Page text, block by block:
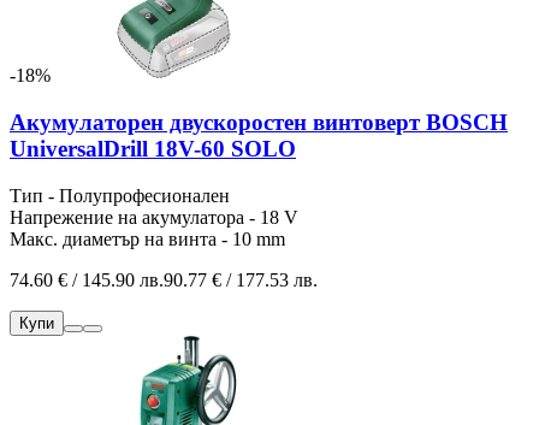
-18%
Акумулаторен двускоростен винтоверт BOSCH
UniversalDrill 18V-60 SOLO
Тип - Полупрофесионален
Напрежение на акумулатора - 18 V
Макс. диаметър на винта - 10 mm
74.60 € / 145.90 лв.90.77 € / 177.53 лв.
Купи